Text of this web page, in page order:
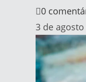
0
3 de